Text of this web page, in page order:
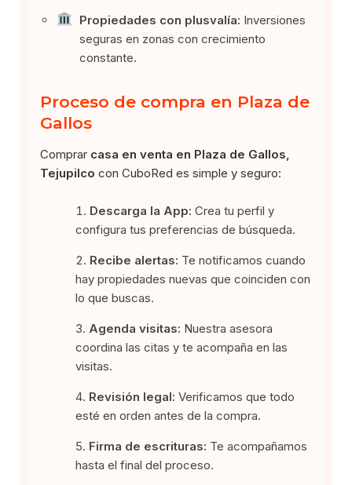
Propiedades con plusvalía: Inversiones
seguras en zonas con crecimiento
constante.
Proceso de compra en Plaza de
Gallos
Comprar casa en venta en Plaza de Gallos,
Tejupilco con CuboRed es simple y seguro:
Descarga la App: Crea tu perfil y
configura tus preferencias de búsqueda.
Recibe alertas: Te notificamos cuando
hay propiedades nuevas que coinciden con
lo que buscas.
Agenda visitas: Nuestra asesora
coordina las citas y te acompaña en las
visitas.
Revisión legal: Verificamos que todo
esté en orden antes de la compra.
Firma de escrituras: Te acompañamos
hasta el final del proceso.